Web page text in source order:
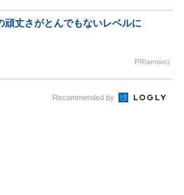
頑丈さがとんでもないレベルに
PR(arrows)
Recommended by